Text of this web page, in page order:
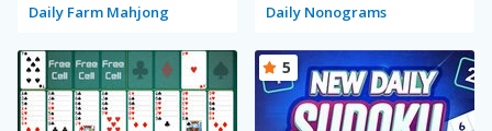
Daily Farm Mahjong Daily Nonograms
5